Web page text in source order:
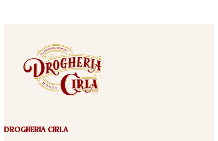
DROGHERIA CIRLA